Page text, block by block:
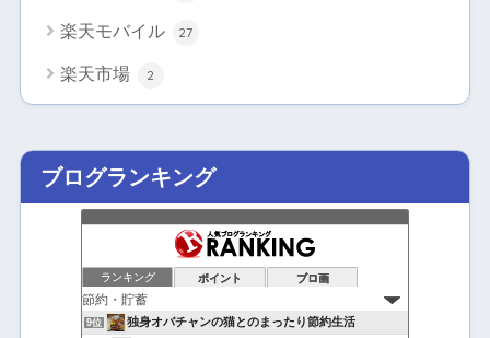
楽天モバイル 27
楽天市場 2
ブログランキング
ランキング ポイント ブロ画
9位 独身オバチャンの猫とのまったり節約生活